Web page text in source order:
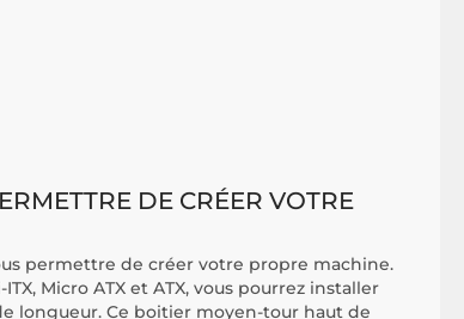
DE CRÉER VOTRE
permettre de créer votre propre machine.
Micro ATX et ATX, vous pourrez installer
longueur. Ce boitier moyen-tour haut de